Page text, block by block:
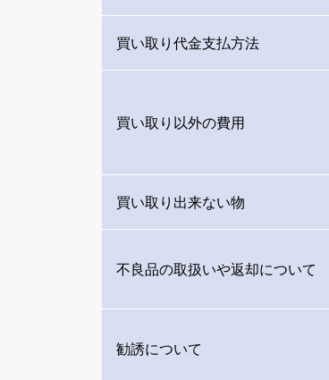
買い取り代金支払方法
買い取り以外の費用
買い取り出来ない物
不良品の取扱いや返却について
勧誘について